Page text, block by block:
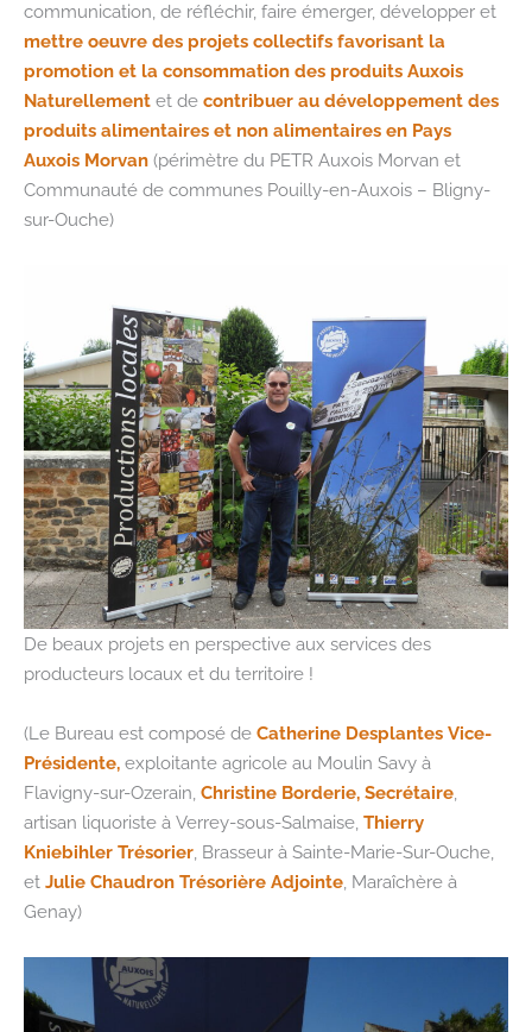
communication, de réfléchir, faire émerger, développer et
mettre oeuvre des projets collectifs favorisant la
promotion et la consommation des produits Auxois
Naturellement et de contribuer au développement des
produits alimentaires et non alimentaires en Pays
Auxois Morvan (périmètre du PETR Auxois Morvan et
Communauté de communes Pouilly-en-Auxois – Bligny-
sur-Ouche)
De beaux projets en perspective aux services des
producteurs locaux et du territoire !
(Le Bureau est composé de Catherine Desplantes Vice-
Présidente, exploitante agricole au Moulin Savy à
Flavigny-sur-Ozerain, Christine Borderie, Secrétaire
artisan liquoriste à Verrey-sous-Salmaise, Thierry
Kniebihler Trésorier , Brasseur à Sainte-Marie-Sur-Ouche,
et Julie Chaudron Trésorière Adjointe , Maraîchère à
Genay)